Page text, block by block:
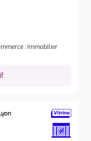
: Immobilier